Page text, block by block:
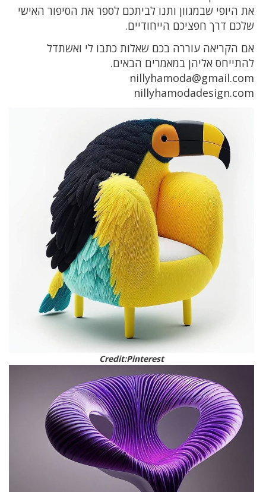
את היופי שבמגוון ותנו לביתכם לספר את הסיפור האישי
שלכם דרך חפציכם הייחודיים.
אם הקריאה עוררה בכם שאלות כתבו לי ואשתדל
להתייחס אליהן במאמרים הבאים.
nillyhamoda@gmail.com
nillyhamodadesign.com
Credit:Pinterest